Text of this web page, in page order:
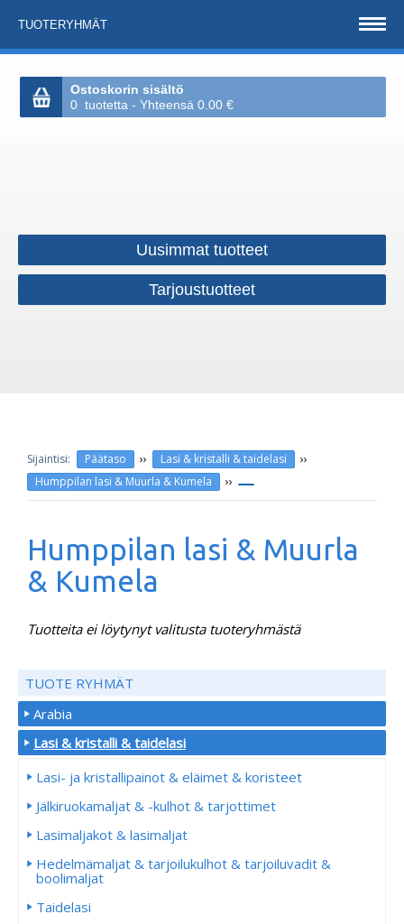
TUOTERYHMÄT
Ostoskorin sisältö
0 tuotetta - Yhteensä 0.00 €
Uusimmat tuotteet
Tarjoustuotteet
Päätaso ›› Lasi & kristalli & taidelasi ››
Humppilan lasi & Muurla & Kumela ››
Humppilan lasi & Muurla
& Kumela
Tuotteita ei löytynyt valitusta tuoteryhmästä
TUOTE RYHMÄT
Arabia
Lasi & kristalli & taidelasi
Lasi- ja kristallipainot & eläimet & koristeet
Jälkiruokamaljat & -kulhot & tarjottimet
Lasimaljakot & lasimaljat
Hedelmämaljat & tarjoilukulhot & tarjoiluvadit &
boolimaljat
Taidelasi